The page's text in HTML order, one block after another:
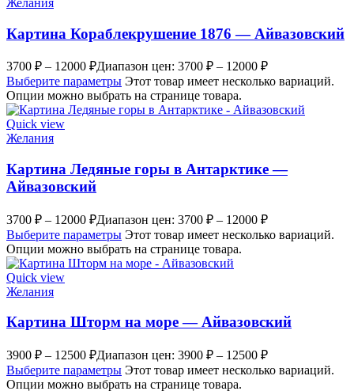
Картина Кораблекрушение 1876 — Айвазовский
3700 ₽ – 12000 ₽Диапазон цен: 3700 ₽ – 12000 ₽
Выберите параметры Этот товар имеет несколько вариаций.
Опции можно выбрать на странице товара.
Quick view
Желания
Картина Ледяные горы в Антарктике —
Айвазовский
3700 ₽ – 12000 ₽Диапазон цен: 3700 ₽ – 12000 ₽
Выберите параметры Этот товар имеет несколько вариаций.
Опции можно выбрать на странице товара.
Quick view
Желания
Картина Шторм на море — Айвазовский
3900 ₽ – 12500 ₽Диапазон цен: 3900 ₽ – 12500 ₽
Выберите параметры Этот товар имеет несколько вариаций.
Опции можно выбрать на странице товара.